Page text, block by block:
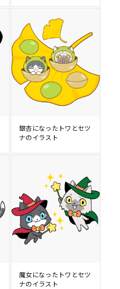
銀杏になったトワとセツ
ナのイラスト
魔女になったトワとセツ
ナのイラスト